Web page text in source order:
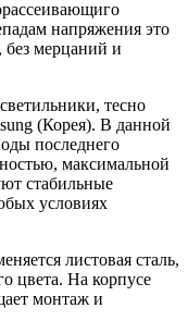
напряжения это
без мерцаний и
тесно
(Корея). В данной
последнего
максимальной
стабильные
условиях
листовая сталь,
цвета. На корпусе
монтаж и